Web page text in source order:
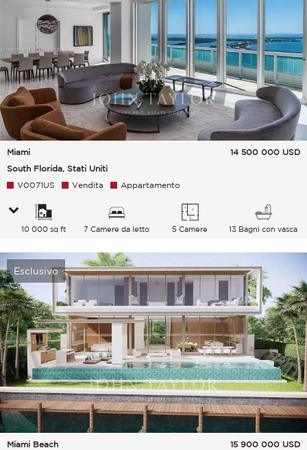
Miami
South Florida, Stati Uniti
14 500 000 USD
V0071US Vendita Appartamento
10 000 sq ft 7 Camere da letto 5 Camere 13 Bagni con vasca
Esclusivo
Miami Beach
15 900 000 USD